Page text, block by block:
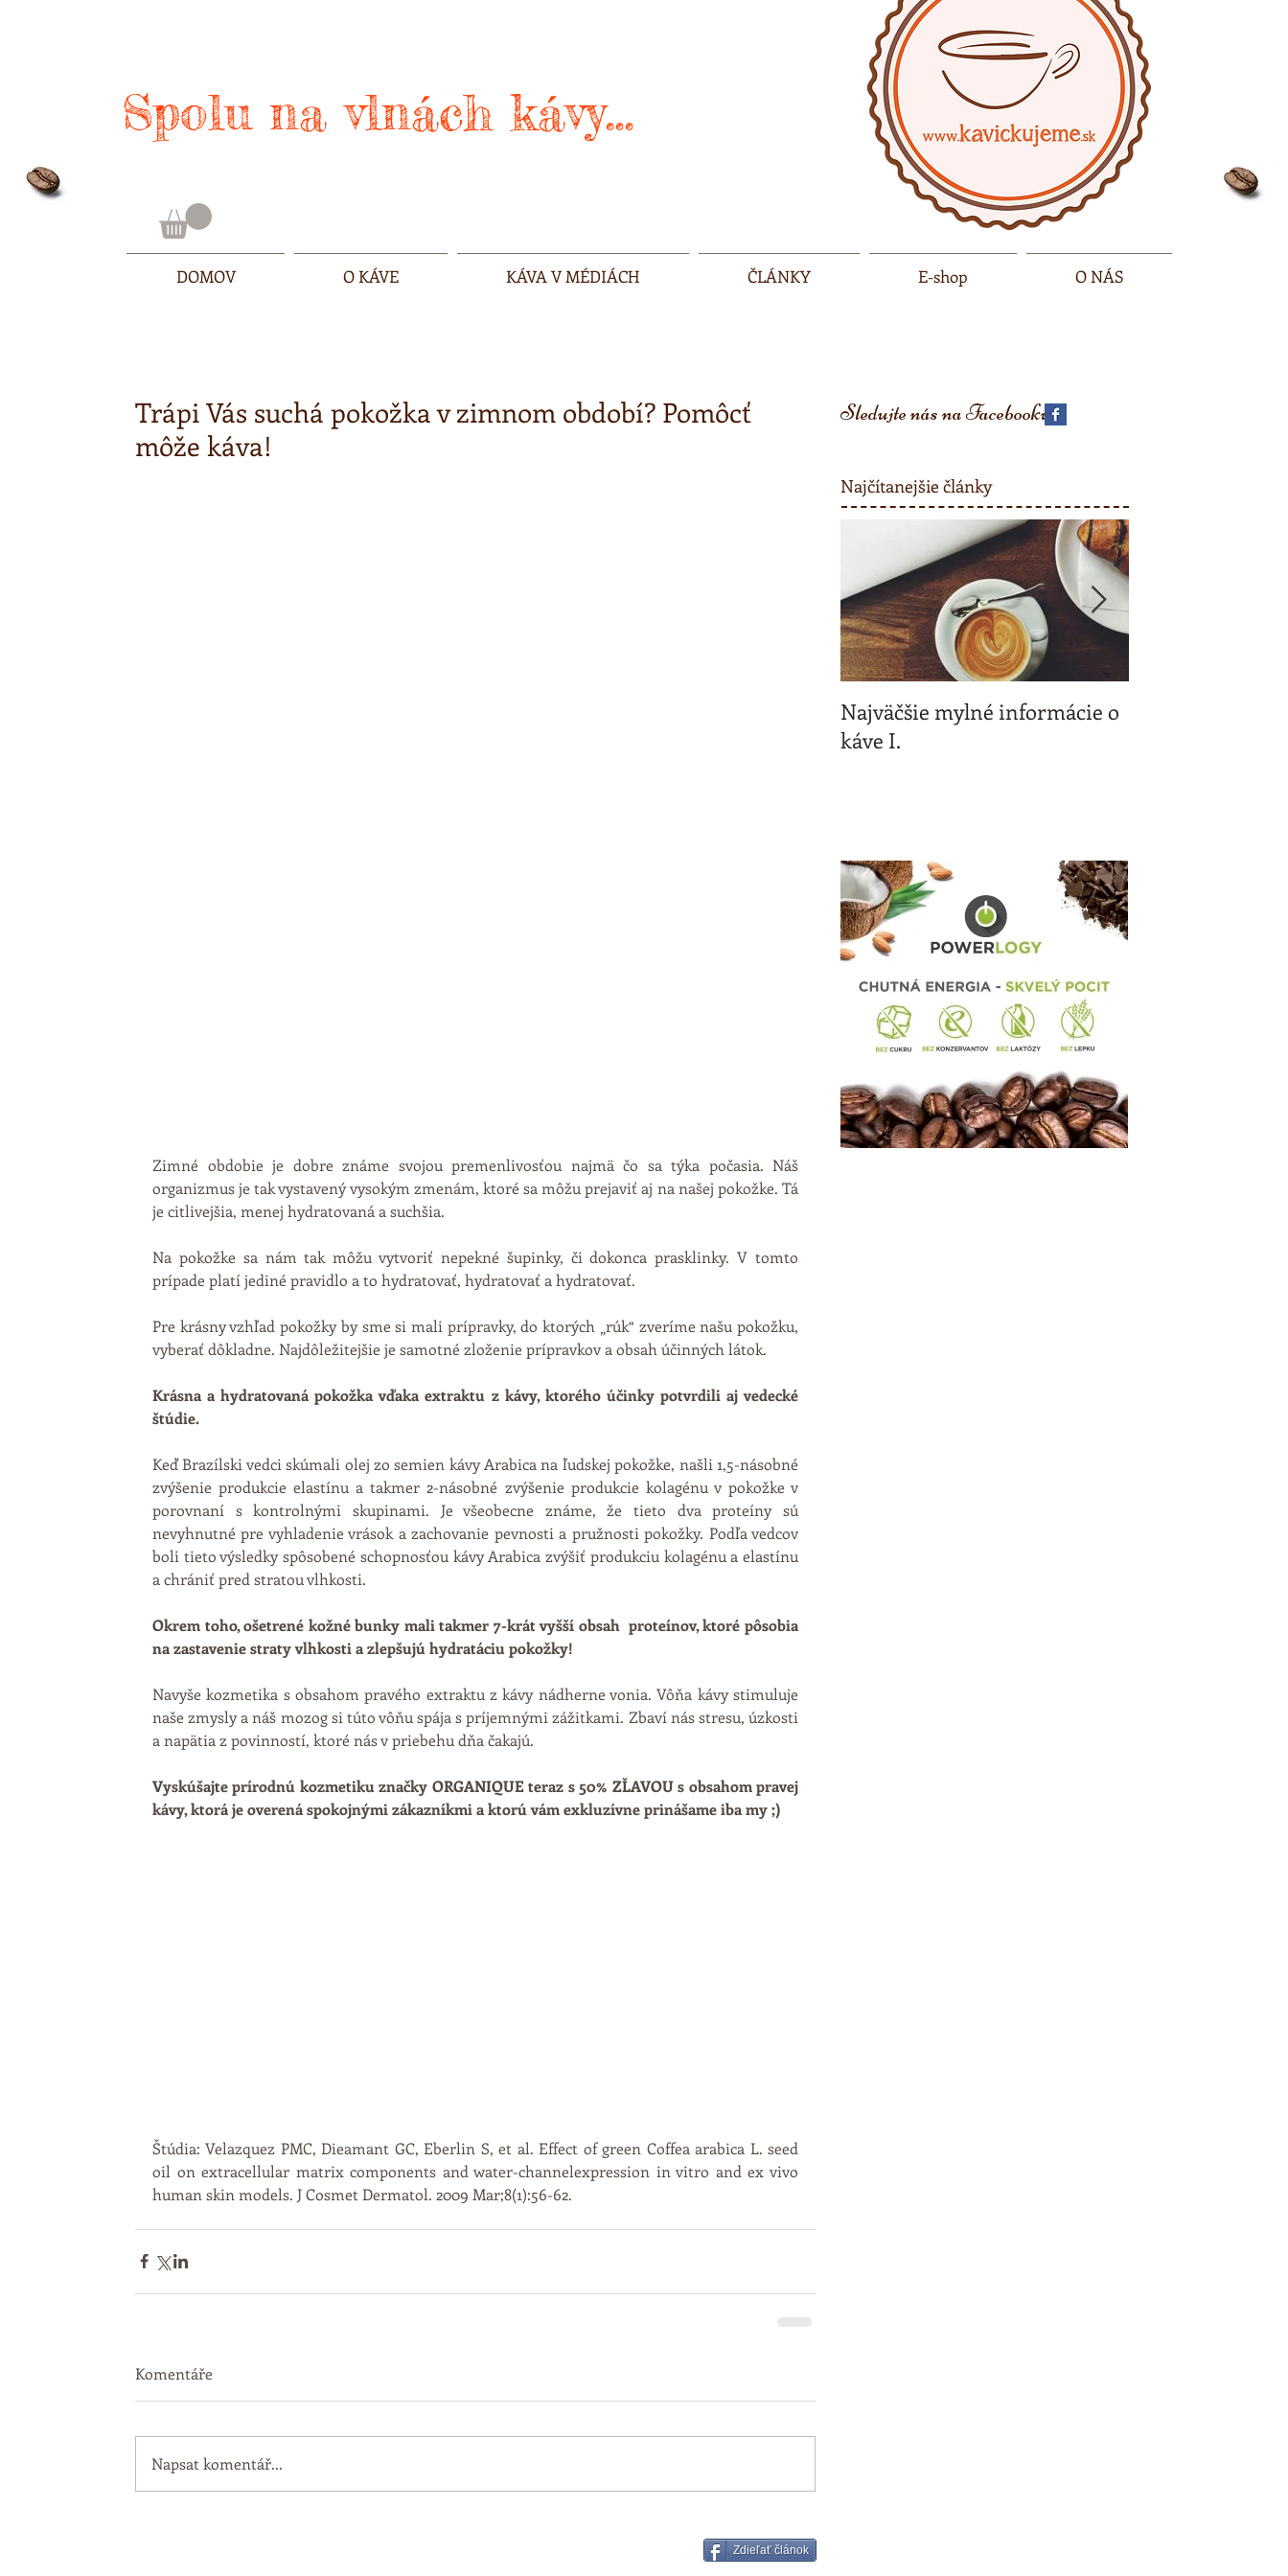
DOMOV O KÁVE KÁVA V MÉDIÁCH ČLÁNKY E-shop O NÁS
Spolu na vlnách kávy...
Trápi Vás suchá pokožka v zimnom období? Pomôcť
môže káva!
Zimné obdobie je dobre známe svojou premenlivosťou najmä čo sa týka počasia. Náš
organizmus je tak vystavený vysokým zmenám, ktoré sa môžu prejaviť aj na našej pokožke. Tá
je citlivejšia, menej hydratovaná a suchšia.
Na pokožke sa nám tak môžu vytvoriť nepekné šupinky, či dokonca prasklinky. V tomto
prípade platí jediné pravidlo a to hydratovať, hydratovať a hydratovať.
Pre krásny vzhľad pokožky by sme si mali prípravky, do ktorých „rúk“ zveríme našu pokožku,
vyberať dôkladne. Najdôležitejšie je samotné zloženie prípravkov a obsah účinných látok.
Krásna a hydratovaná pokožka vďaka extraktu z kávy, ktorého účinky potvrdili aj vedecké
štúdie.
Keď Brazílski vedci skúmali olej zo semien kávy Arabica na ľudskej pokožke, našli 1,5-násobné
zvýšenie produkcie elastínu a takmer 2-násobné zvýšenie produkcie kolagénu v pokožke v
porovnaní s kontrolnými skupinami. Je všeobecne známe, že tieto dva proteíny sú
nevyhnutné pre vyhladenie vrások a zachovanie pevnosti a pružnosti pokožky. Podľa vedcov
boli tieto výsledky spôsobené schopnosťou kávy Arabica zvýšiť produkciu kolagénu a elastínu
a chrániť pred stratou vlhkosti.
Okrem toho, ošetrené kožné bunky mali takmer 7-krát vyšší obsah  proteínov, ktoré pôsobia
na zastavenie straty vlhkosti a zlepšujú hydratáciu pokožky!
Navyše kozmetika s obsahom pravého extraktu z kávy nádherne vonia. Vôňa kávy stimuluje
naše zmysly a náš mozog si túto vôňu spája s príjemnými zážitkami. Zbaví nás stresu, úzkosti
a napätia z povinností, ktoré nás v priebehu dňa čakajú.
Vyskúšajte prírodnú kozmetiku značky ORGANIQUE teraz s 50% ZĽAVOU s obsahom pravej
kávy, ktorá je overená spokojnými zákazníkmi a ktorú vám exkluzívne prinášame iba my ;)
Štúdia: Velazquez PMC, Dieamant GC, Eberlin S, et al. Effect of green Coffea arabica L. seed
oil on extracellular matrix components and water-channelexpression in vitro and ex vivo
human skin models. J Cosmet Dermatol. 2009 Mar;8(1):56-62.
Komentáře
Napsat komentář...
Zdieľať článok
Sledujte nás naFacebooku
Najčítanejšie články
Najväčšie mylné informácie o
káve I.